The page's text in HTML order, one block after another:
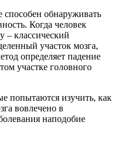
способен обнаруживать
Когда человек
классический
участок мозга,
определяет падение
участке головного
попытаются изучить, как
вовлечено в
наподобие